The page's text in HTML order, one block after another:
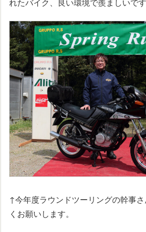
↑今年度ラウンドツーリングの幹事
くお願いします。